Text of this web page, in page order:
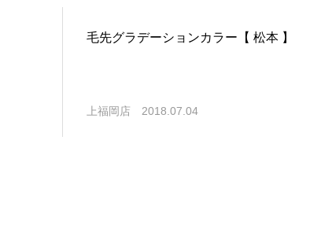
毛先グラデーションカラー【 松本 】
上福岡店 2018.07.04